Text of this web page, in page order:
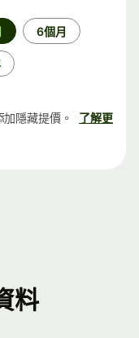
6個月
隱藏提價。
了解更
料